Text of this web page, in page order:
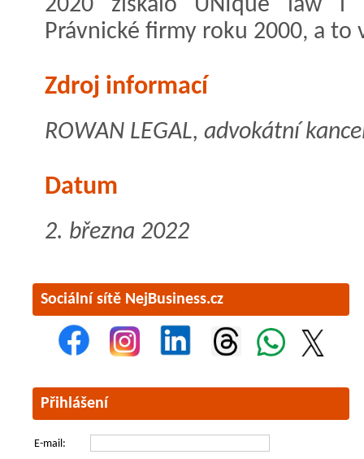
2020 získalo UNIque law i
Právnické firmy roku 2000, a to
Zdroj informací
ROWAN LEGAL, advokátní
Datum
2. března 2022
Sociální sítě NejBusiness.cz
Přihlášení
E-mail: